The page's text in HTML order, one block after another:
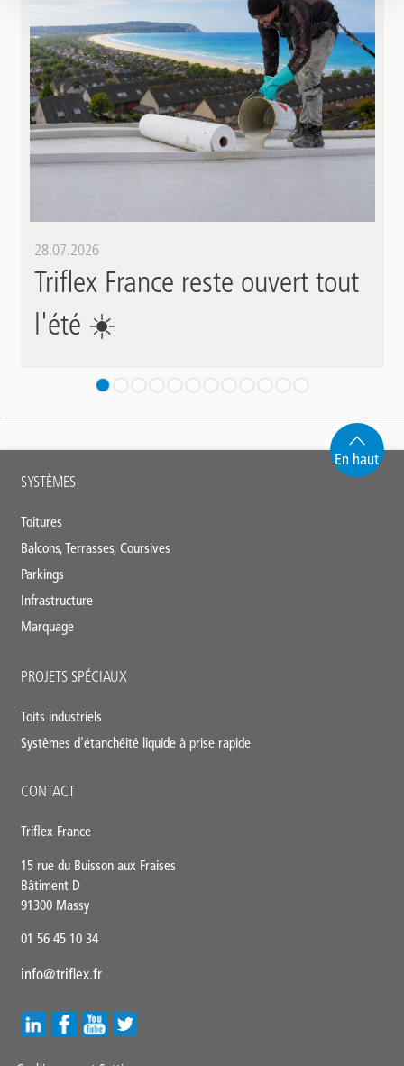
28.07.2026
Triflex France reste ouvert tout
l'été ☀️
En haut
Main
SYSTÈMES
Toitures
Balcons, Terrasses, Coursives
Parkings
Infrastructure
Marquage
PROJETS SPÉCIAUX
Toits industriels
Systèmes d'étanchéité liquide à prise rapide
CONTACT
Triflex France
15 rue du Buisson aux Fraises
Bâtiment D
91300 Massy
01 56 45 10 34
info@triflex.fr